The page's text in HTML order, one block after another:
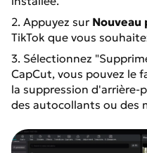
2. Appuyez sur Nouveau
TikTok que vous
3. Sélectionnez
CapCut, vous pouvez le
la suppression d'arrière-
des autocollants ou des